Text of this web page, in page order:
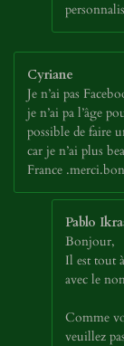
Cyriane
Je n’ai pas
je n’ai pa l’âge
possible de faire
car je n’ai plus
France
Pablo
Bonjour,
Il est tout
avec le
Comme
veuillez